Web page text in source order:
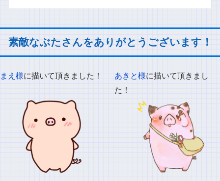
素敵なぶたさんをありがとうございます！
まえ様に描いて頂きました！ あきと様に描いて頂きまし
た！